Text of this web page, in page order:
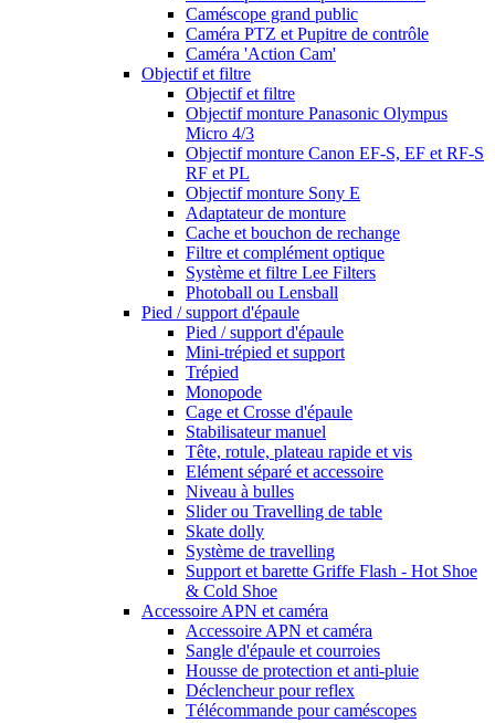
Caméscope grand public
Caméra PTZ et Pupitre de contrôle
Caméra 'Action Cam'
Objectif et filtre
Objectif et filtre
Objectif monture Panasonic Olympus
Micro 4/3
Objectif monture Canon EF-S, EF et RF-S
RF et PL
Objectif monture Sony E
Adaptateur de monture
Cache et bouchon de rechange
Filtre et complément optique
Système et filtre Lee Filters
Photoball ou Lensball
Pied / support d'épaule
Pied / support d'épaule
Mini-trépied et support
Trépied
Monopode
Cage et Crosse d'épaule
Stabilisateur manuel
Tête, rotule, plateau rapide et vis
Elément séparé et accessoire
Niveau à bulles
Slider ou Travelling de table
Skate dolly
Système de travelling
Support et barette Griffe Flash - Hot Shoe
& Cold Shoe
Accessoire APN et caméra
Accessoire APN et caméra
Sangle d'épaule et courroies
Housse de protection et anti-pluie
Déclencheur pour reflex
Télécommande pour caméscopes